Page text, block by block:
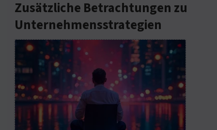
Zusätzliche Betrachtungen zu
Unternehmensstrategien